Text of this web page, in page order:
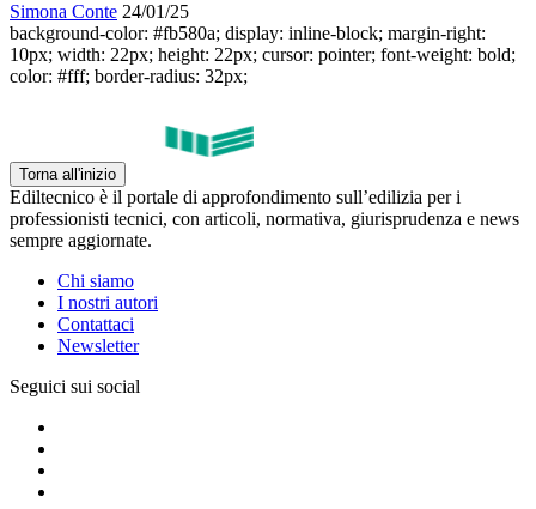
Simona Conte 24/01/25
background-color: #fb580a; display: inline-block; margin-right:
10px; width: 22px; height: 22px; cursor: pointer; font-weight: bold;
color: #fff; border-radius: 32px;
Torna all'inizio
Ediltecnico è il portale di approfondimento sull’edilizia per i
professionisti tecnici, con articoli, normativa, giurisprudenza e news
sempre aggiornate.
Chi siamo
I nostri autori
Contattaci
Newsletter
Seguici sui social